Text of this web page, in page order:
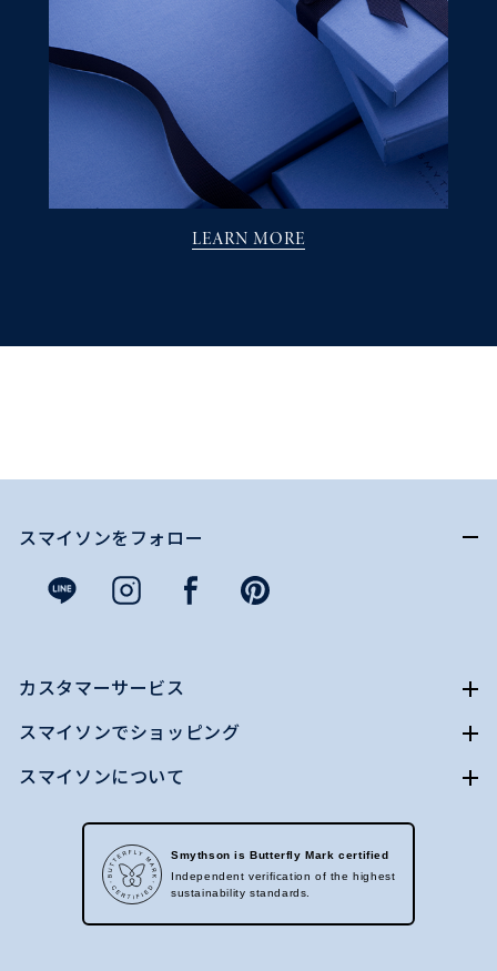
LEARN MORE
スマイソンをフォロー
カスタマーサービス
スマイソンでショッピング
スマイソンについて
Smythson is Butterfly Mark certified
Independent verification of the highest
sustainability standards.